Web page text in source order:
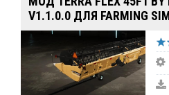
V1.1.0.0 ДЛЯ FARMING